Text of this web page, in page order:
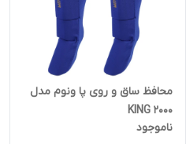
محافظ ساق و روی پا ونوم مدل
KING 2000
ناموجود